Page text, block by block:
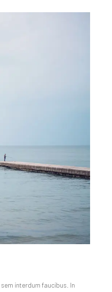
interdum faucibus. In